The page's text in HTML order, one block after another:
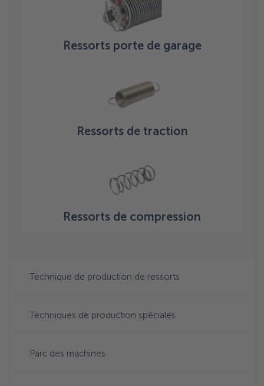
Ressorts porte de garage
Ressorts de traction
Ressorts de compression
Technique de production de ressorts
Techniques de production spéciales
Parc des machines